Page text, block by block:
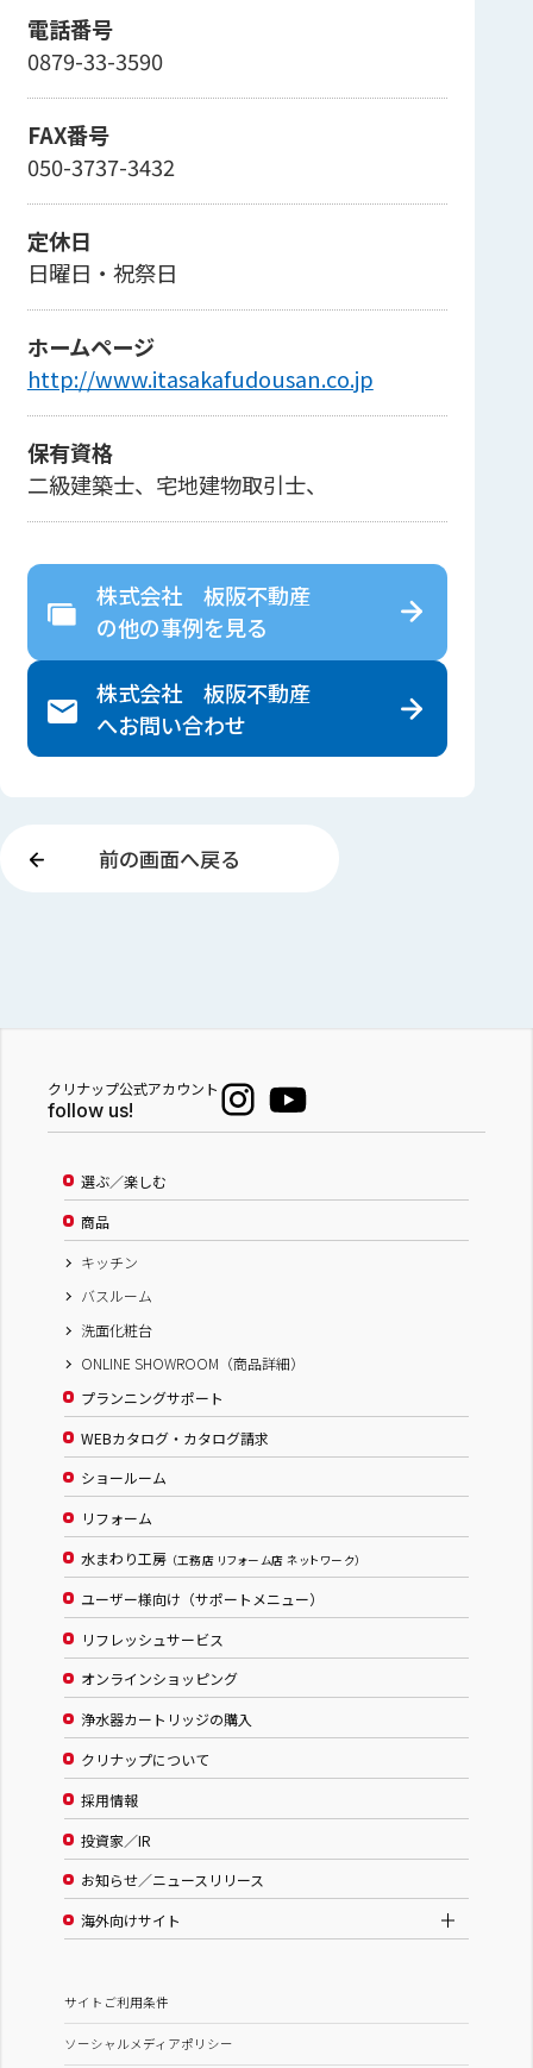
電話番号
0879-33-3590
FAX番号
050-3737-3432
定休日
日曜日・祝祭日
ホームページ
http://www.itasakafudousan.co.jp
保有資格
二級建築士、宅地建物取引士、
株式会社 板阪不動産
の他の事例を見る
株式会社 板阪不動産
へお問い合わせ
前の画面へ戻る
クリナップ公式アカウント
follow us!
選ぶ／楽しむ
商品
キッチン
バスルーム
洗面化粧台
ONLINE SHOWROOM（商品詳細）
プランニングサポート
WEBカタログ・カタログ請求
ショールーム
リフォーム
水まわり工房 （工務店 リフォーム店 ネットワーク）
ユーザー様向け（サポートメニュー）
リフレッシュサービス
オンラインショッピング
浄水器カートリッジの購入
クリナップについて
採用情報
投資家／IR
お知らせ／ニュースリリース
海外向けサイト
サイトご利用条件
ソーシャルメディアポリシー